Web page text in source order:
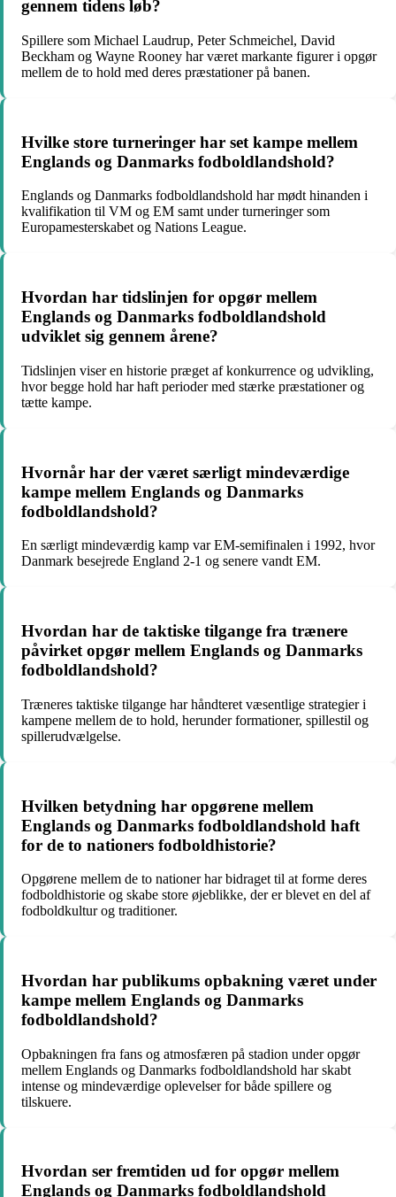
gennem tidens løb?
Spillere som Michael Laudrup, Peter Schmeichel, David
Beckham og Wayne Rooney har været markante figurer i opgør
mellem de to hold med deres præstationer på banen.
Hvilke store turneringer har set kampe mellem
Englands og Danmarks fodboldlandshold?
Englands og Danmarks fodboldlandshold har mødt hinanden i
kvalifikation til VM og EM samt under turneringer som
Europamesterskabet og Nations League.
Hvordan har tidslinjen for opgør mellem
Englands og Danmarks fodboldlandshold
udviklet sig gennem årene?
Tidslinjen viser en historie præget af konkurrence og udvikling,
hvor begge hold har haft perioder med stærke præstationer og
tætte kampe.
Hvornår har der været særligt mindeværdige
kampe mellem Englands og Danmarks
fodboldlandshold?
En særligt mindeværdig kamp var EM-semifinalen i 1992, hvor
Danmark besejrede England 2-1 og senere vandt EM.
Hvordan har de taktiske tilgange fra trænere
påvirket opgør mellem Englands og Danmarks
fodboldlandshold?
Træneres taktiske tilgange har håndteret væsentlige strategier i
kampene mellem de to hold, herunder formationer, spillestil og
spillerudvælgelse.
Hvilken betydning har opgørene mellem
Englands og Danmarks fodboldlandshold haft
for de to nationers fodboldhistorie?
Opgørene mellem de to nationer har bidraget til at forme deres
fodboldhistorie og skabe store øjeblikke, der er blevet en del af
fodboldkultur og traditioner.
Hvordan har publikums opbakning været under
kampe mellem Englands og Danmarks
fodboldlandshold?
Opbakningen fra fans og atmosfæren på stadion under opgør
mellem Englands og Danmarks fodboldlandshold har skabt
intense og mindeværdige oplevelser for både spillere og
tilskuere.
Hvordan ser fremtiden ud for opgør mellem
Englands og Danmarks fodboldlandshold